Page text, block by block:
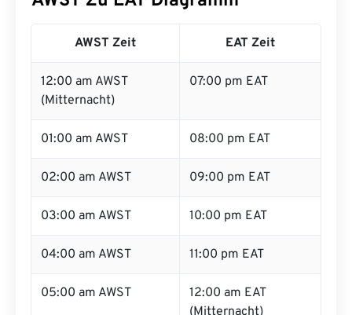
AWST Zeit EAT Zeit
12:00 am AWST
(Mitternacht)
07:00 pm EAT
01:00 am AWST 08:00 pm EAT
02:00 am AWST 09:00 pm EAT
03:00 am AWST 10:00 pm EAT
04:00 am AWST 11:00 pm EAT
05:00 am AWST
12:00 am EAT
(Mitternacht)